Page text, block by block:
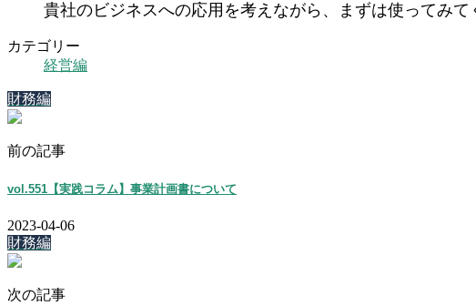
貴社のビジネスへの応用を考えながら、まずは使ってみて
カテゴリー
経営編
財務編
前の記事
vol.551【実践コラム】事業計画書について
2023-04-06
財務編
次の記事